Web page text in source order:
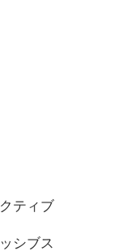
ティブ
シブス